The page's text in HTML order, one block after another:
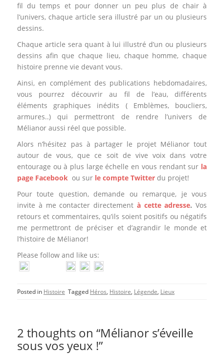
fil du temps et pour donner un peu plus de chair à
l’univers, chaque article sera illustré par un ou plusieurs
dessins.
Chaque article sera quant à lui illustré d’un ou plusieurs
dessins afin que chaque lieu, chaque homme, chaque
histoire prenne vie devant vous.
Ainsi, en complément des publications hebdomadaires,
vous pourrez découvrir au fil de l’eau, différents
éléments graphiques inédits ( Emblèmes, boucliers,
armures..) qui permettront de rendre l’univers de
Mélianor aussi réel que possible.
Alors n’hésitez pas à partager le projet Mélianor tout
autour de vous, que ce soit de vive voix dans votre
entourage ou à plus large échelle en vous rendant sur la
page Facebook ou sur le compte Twitter du projet!
Pour toute question, demande ou remarque, je vous
invite à me contacter directement à cette adresse. Vos
retours et commentaires, qu’ils soient positifs ou négatifs
me permettront de préciser et d’agrandir le monde et
l’histoire de Mélianor!
Please follow and like us:
Posted in Histoire Tagged Héros, Histoire, Légende, Lieux
2 thoughts on “Mélianor s’éveille
sous vos yeux !”